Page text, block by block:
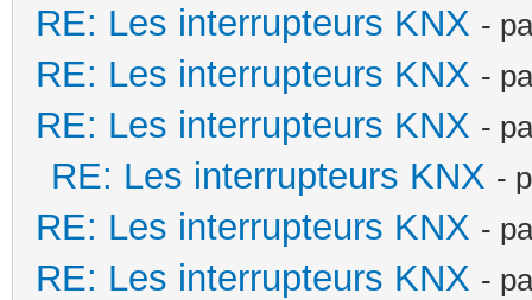
RE: Les interrupteurs KNX -
RE: Les interrupteurs KNX -
RE: Les interrupteurs KNX -
RE: Les interrupteurs KNX -
RE: Les interrupteurs KNX -
RE: Les interrupteurs KNX -